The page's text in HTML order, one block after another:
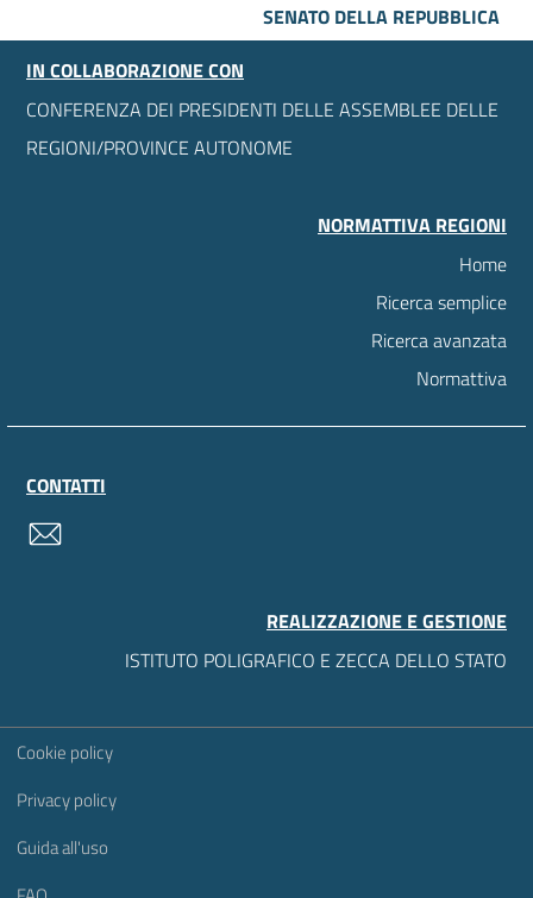
SENATO DELLA REPUBBLICA
IN COLLABORAZIONE CON
CONFERENZA DEI PRESIDENTI DELLE ASSEMBLEE DELLE
REGIONI/PROVINCE AUTONOME
NORMATTIVA REGIONI
Home
Ricerca semplice
Ricerca avanzata
Normattiva
CONTATTI
REALIZZAZIONE E GESTIONE
ISTITUTO POLIGRAFICO E ZECCA DELLO STATO
Sezione Link Utili
Cookie policy
Privacy policy
Guida all'uso